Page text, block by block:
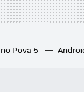
Pova 5